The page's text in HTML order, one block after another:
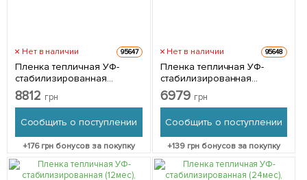
Нет в наличии 95647
Пленка тепличная УФ-
стабилизированная
(12мес), 120мкм, рукав
1500мм, 100м TM "Украина"
8812 грн
Сообщить о поступлении
+176грн бонусов за покупку
Нет в наличии 95648
Пленка тепличная УФ-
стабилизированная
(12мес), 100мкм, рукав
3000мм, 50м TM "Украина"
6979 грн
Сообщить о поступлении
+139грн бонусов за покупку